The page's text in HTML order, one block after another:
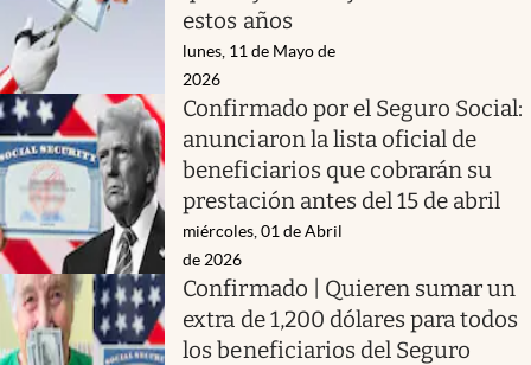
estos años
lunes, 11 de Mayo de
2026
Confirmado por el Seguro Social:
anunciaron la lista oficial de
beneficiarios que cobrarán su
prestación antes del 15 de abril
miércoles, 01 de Abril
de 2026
Confirmado | Quieren sumar un
extra de 1,200 dólares para todos
los beneficiarios del Seguro